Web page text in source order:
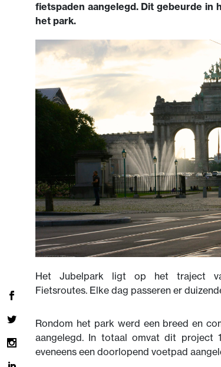
fietspaden aangelegd. Dit gebeurde in
het park.
Het Jubelpark ligt op het traject
Fietsroutes. Elke dag passeren er
Rondom het park werd een breed en
aangelegd. In totaal omvat dit project
eveneens een doorlopend voetpad